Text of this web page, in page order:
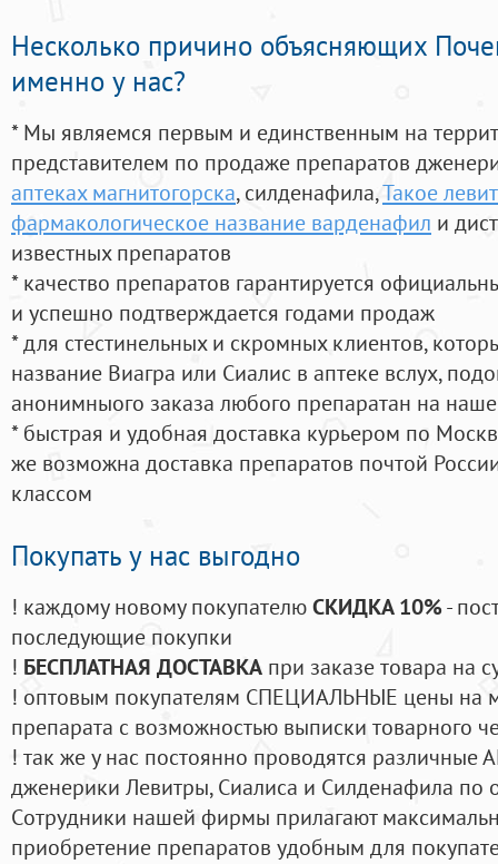
Несколько причино объясняющих
именно у нас?
* Мы являемся первым и единственным на
представителем по продаже препаратов
аптеках магнитогорска, силденафила,Такое
фармакологическое название варденафил и
известных препаратов
* качество препаратов гарантируется
и успешно подтверждается годами продаж
* для стестинельных и скромных клиентов,
название Виагра или Сиалис в аптеке вслух,
анонимныого заказа любого препаратан на
* быстрая и удобная доставка курьером по
же возможна доставка препаратов почтой
классом
Покупать у нас выгодно
! каждому новому покупателюСКИДКА 10%-
последующие покупки
! БЕСПЛАТНАЯ ДОСТАВКА при заказе товара на
! оптовым покупателям СПЕЦИАЛЬНЫЕ цены на
препарата с возможностью выписки товарного
! так же у нас постоянно проводятся
дженерики Левитры, Сиалиса и Силденафила по
Cотрудники нашей фирмы прилагают
приобретение препаратов удобным для